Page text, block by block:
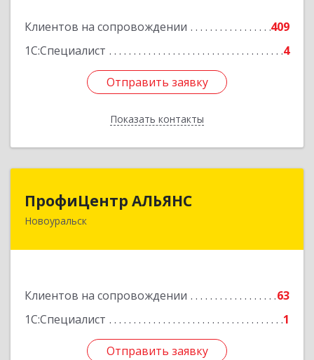
Клиентов на сопровождении
409
1С:Специалист
4
Отправить заявку
Показать контакты
Отправить заявку
Назад
ПрофиЦентр АЛЬЯНС
Новоуральск
Клиентов на сопровождении
63
1С:Специалист
1
Отправить заявку
624133, Свердловская обл, Новоуральск г, Льва
Отправить заявку